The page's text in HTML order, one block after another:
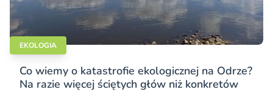
EKOLOGIA
Co wiemy o katastrofie ekologicznej na Odrze?
Na razie więcej ściętych głów niż konkretów